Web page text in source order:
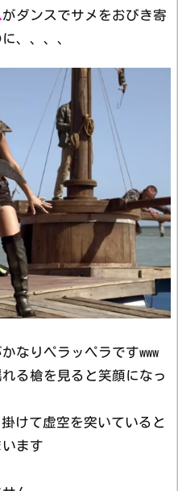
がダンスでサメをおびき寄
、、、、
なりペラッペラですwww
る槍を見ると笑顔になっ
けて虚空を突いていると
ます